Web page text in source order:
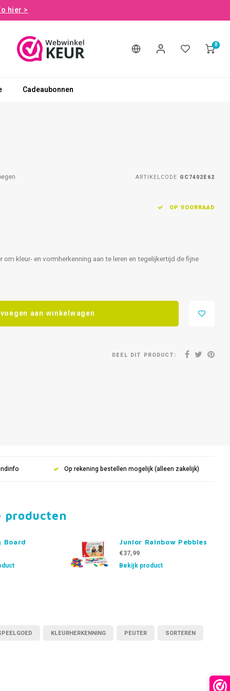
hier >
0
Cadeaubonnen
ARTIKELCODE GC7402E62
OP VOORRAAD
kleur- en vormherkenning aan te leren en tegelijkertijd de fijne
aan winkelwagen
DEEL DIT PRODUCT:
Op rekening bestellen mogelijk (alleen zakelijk)
producten
Board Junior Rainbow Pebbles
€37,99
Bekijk product
KLEURHERKENNING PEUTER SORTEREN